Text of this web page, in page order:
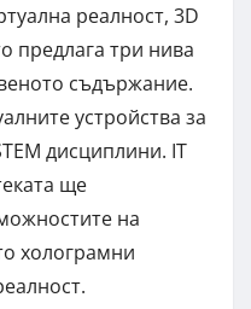
реалност, 3D
предлага три нива
съдържание.
устройства за
дисциплини. IT
ще
на
холограмни